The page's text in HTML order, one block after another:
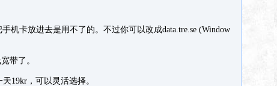
机卡放进去是用不了的。不过你可以改成data.tre.se (Window
带了。
19kr，可以灵活选择。